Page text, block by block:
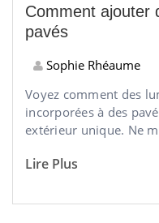
Comment ajouter
pavés
Sophie Rhéaume
Voyez comment des
incorporées à des
extérieur unique. Ne
Lire Plus